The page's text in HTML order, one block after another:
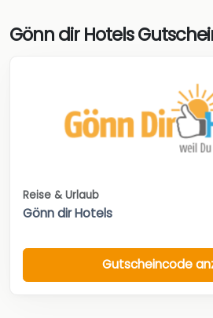
Gönn dir Hotels
Reise & Urlaub
Gönn dir Hotels
Gutscheincode